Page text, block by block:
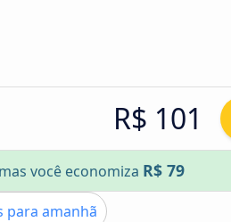
R$ 101
você economiza R$ 79
para amanhã